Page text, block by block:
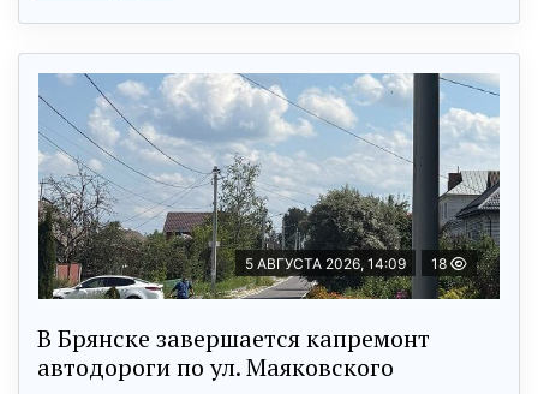
5 АВГУСТА 2026, 14:09 18
В Брянске завершается капремонт
автодороги по ул. Маяковского